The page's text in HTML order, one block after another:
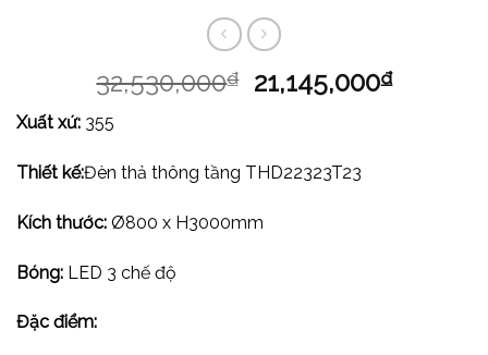
32,530,000₫ 21,145,000₫
Xuất xứ: 355
Thiết kế:Đèn thả thông tầng THD22323T23
Kích thước: Ø800 x H3000mm
Bóng: LED 3 chế độ
Đặc điểm: